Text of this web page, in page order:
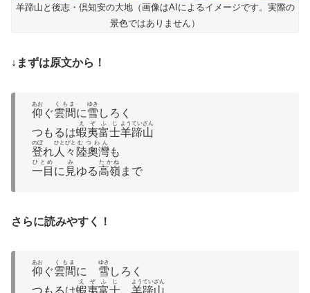
羊蹄山と後志・倶知安の大地（画像はAIによるイメージです。実際の
景色ではありません）
↓まずは原文から！
仰
あお
ぐ雲間
くもま
に雪
ゆき
しろく
つもるは蝦夷富士
えぞふじ
羊蹄山
ようていざん
登
のぼ
れ 人々
ひとびと
陸奧灣
むつわん
も
一目
ひとめ
に 見
み
ゆる高嶺
たかね
まで
さらに読みやすく！
仰
あお
ぐ雲間
くもま
に 雪
ゆき
しろく
えぞふじ ようていざん